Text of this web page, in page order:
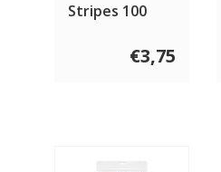
Stripes 100
€3,75